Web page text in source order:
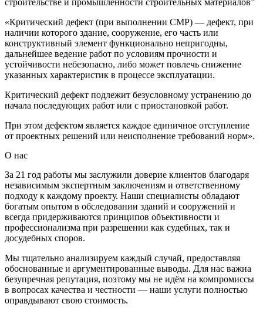
«Критический дефект (при выполнении СМР) — дефект, при
наличии которого здание, сооружение, его часть или
конструктивный элемент функционально непригодны,
дальнейшее ведение работ по условиям прочности и
устойчивости небезопасно, либо может повлечь снижение
указанных характеристик в процессе эксплуатации.
Критический дефект подлежит безусловному устранению до
начала последующих работ или с приостановкой работ.
При этом дефектом является каждое единичное отступление
от проектных решений или неисполнение требований норм».
О нас
За 21 год работы мы заслужили доверие клиентов благодаря
независимым экспертным заключениям и ответственному
подходу к каждому проекту. Наши специалисты обладают
богатым опытом в обследовании зданий и сооружений и
всегда придерживаются принципов объективности и
профессионализма при разрешении как судебных, так и
досудебных споров.
Мы тщательно анализируем каждый случай, предоставляя
обоснованные и аргументированные выводы. Для нас важна
безупречная репутация, поэтому мы не идём на компромиссы
в вопросах качества и честности — наши услуги полностью
оправдывают свою стоимость.